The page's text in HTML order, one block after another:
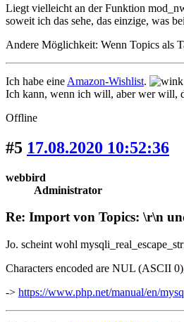
Liegt vielleicht an der Funktion
soweit ich das sehe, das einzige, was
Andere Möglichkeit: Wenn Topics als
Ich habe eine Amazon-Wishlist.
Ich kann, wenn ich will, aber wer will,
Offline
#5 17.08.2020 10:52:36
webbird
Administrator
Re: Import von Topics: \r\n
Jo. scheint wohl
Characters encoded are NUL (ASCII
-> https://www.php.net/manual/en/